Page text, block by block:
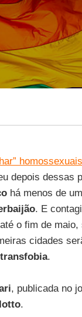
depois dessas
há menos de
. E
o fim de
cidades
.
, publicada no
.